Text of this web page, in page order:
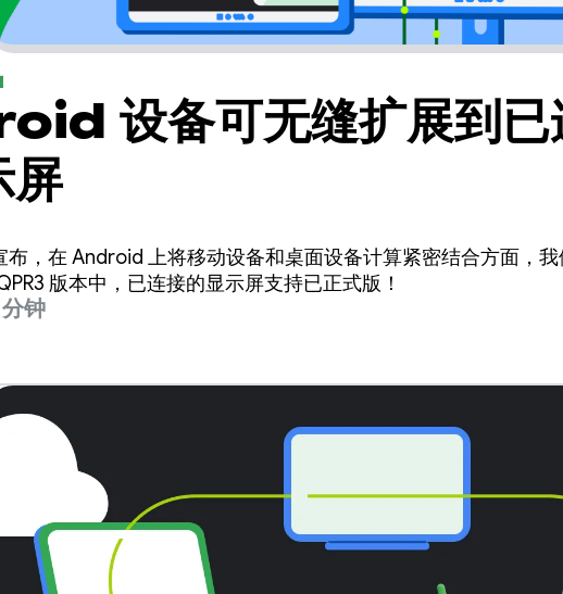
设备可无缝扩展到已
屏
布，在 Android 上将移动设备和桌面设备计算紧密结合方面，
版本中，已连接的显示屏支持已正式版！
钟